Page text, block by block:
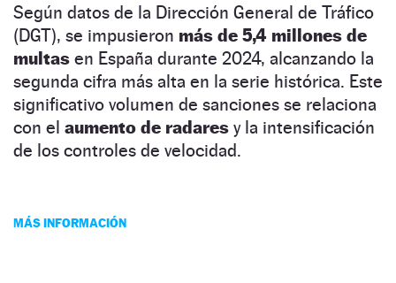
Según datos de la Dirección General de Tráfico
(DGT), se impusieron más de 5,4 millones de
multas en España durante 2024, alcanzando la
segunda cifra más alta en la serie histórica. Este
significativo volumen de sanciones se relaciona
con el aumento de radares y la intensificación
de los controles de velocidad.
MÁS INFORMACIÓN